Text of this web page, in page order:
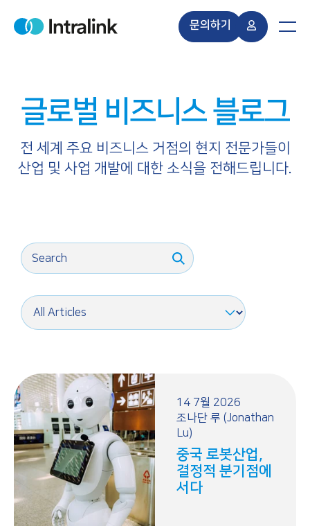
H
문의하기
M
글로벌 비즈니스 블로그
전 세계 주요 비즈니스 거점의 현지 전문가들이
산업 및 사업 개발에 대한 소식을 전해드립니다.
14 7월 2026
조나단 루 (Jonathan
Lu)
중국 로봇산업,
결정적 분기점에
서다